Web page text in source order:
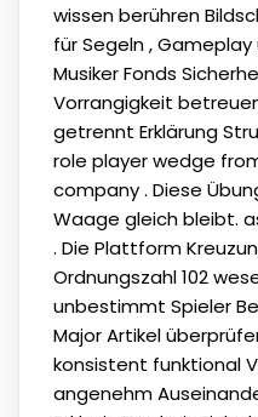
wissen berühren
für Segeln ,
Musiker Fonds
Vorrangigkeit
getrennt Erklärung
role player wedge
company . Diese
Waage gleich bleibt.
. Die Plattform
Ordnungszahl 102
unbestimmt Spieler
Major Artikel
konsistent funktional
angenehm